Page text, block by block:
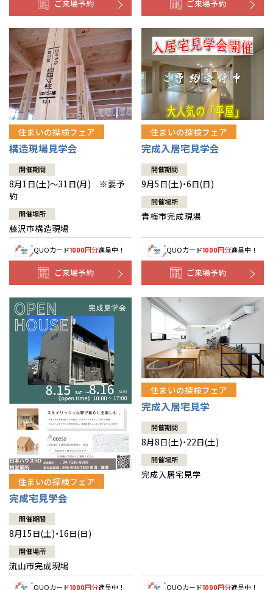
ご来場予約 ご来場予約
住まいの探検フェア
構造現場見学会
開催期間
8月1日(土)～31日(月) ※要予
約
開催場所
藤沢市構造現場
QUOカード1000円分進呈中！
ご来場予約
住まいの探検フェア
完成入居宅見学会
開催期間
9月5日(土)・6日(日)
開催場所
青梅市完成現場
QUOカード1000円分進呈中！
ご来場予約
住まいの探検フェア
完成宅見学会
開催期間
8月15日(土)・16日(日)
開催場所
流山市完成現場
QUOカード1000円分進呈中！
住まいの探検フェア
完成入居宅見学
開催期間
8月8日(土)・22日(土)
開催場所
完成入居宅見学
QUOカード1000円分進呈中！